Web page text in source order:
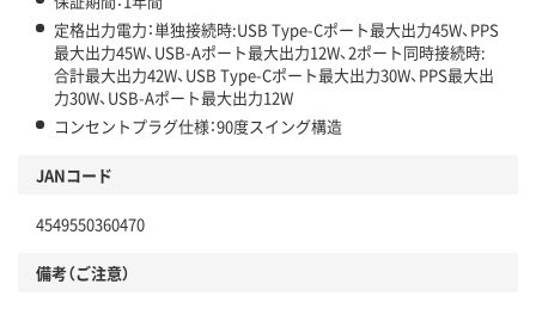
定格出力電力：単独接続時:USB Type-Cポート最大出力45W、PPS
最大出力45W、USB-Aポート最大出力12W、2ポート同時接続時:
合計最大出力42W、USB Type-Cポート最大出力30W、PPS最大出
力30W、USB-Aポート最大出力12W
コンセントプラグ仕様：90度スイング構造
JANコード
4549550360470
備考（ご注意）